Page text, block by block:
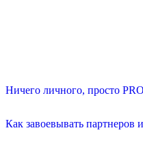
Ничего личного, просто
Как завоевывать партнеров